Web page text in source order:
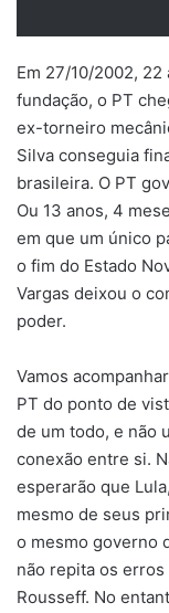
Em 27/10/2002,
fundação, o PT
ex-torneiro
Silva conseguia
brasileira. O PT
Ou 13 anos, 4
em que um único
o fim do Estado
Vargas deixou o
poder.
Vamos
PT do ponto de
de um todo, e não
conexão entre si.
esperarão que
mesmo de seus
o mesmo governo
não repita os
Rousseff. No